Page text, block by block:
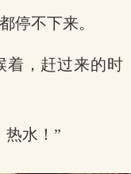
停不下来。
着，赶过来的时
热水！”